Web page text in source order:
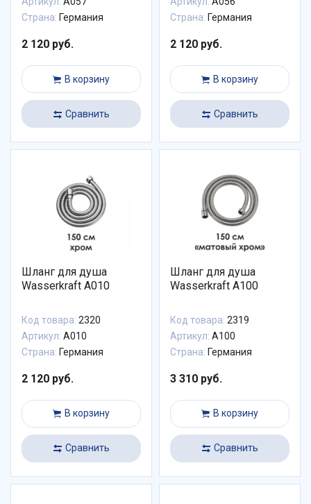
Страна: Германия
2 120 руб.
В корзину
Сравнить
Страна: Германия
2 120 руб.
В корзину
Сравнить
Шланг для душа
Wasserkraft A010
Код товара: 2320
Артикул: A010
Страна: Германия
2 120 руб.
В корзину
Сравнить
Шланг для душа
Wasserkraft A100
Код товара: 2319
Артикул: A100
Страна: Германия
3 310 руб.
В корзину
Сравнить